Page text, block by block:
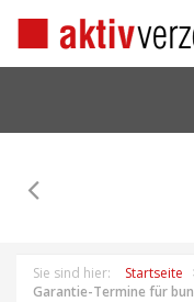
Sie sind hier: Startseite
Garantie-Termine für